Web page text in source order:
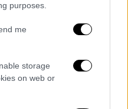
purposes.
me
storage
on web or
και
προμηθειών
σε μεγάλο βαθμό
που σύμφωνα με
μαχητές να